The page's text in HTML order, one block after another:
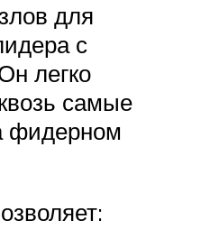
для
с
легко
самые
фидерном